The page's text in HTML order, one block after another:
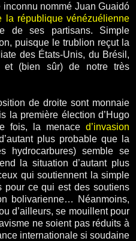
nommé Juan Guaidó
la république vénézuélienne
de ses partisans. Simple
puisque le trublion reçut la
des États-Unis, du Brésil,
(bien sûr) de notre très
de droite sont monnaie
la première élection d’Hugo
fois, la menace d’invasion
plus probable que la
hydrocarbures) semble se
la situation d’autant plus
qui soutiennent la simple
pour ce qui est des soutiens
bolivarienne… Néanmoins,
d’ailleurs, se mouillent pour
ne soient pas réduits à
internationale si soudaine